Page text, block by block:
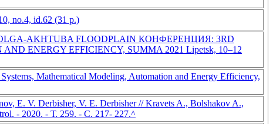
no.4, id.62 (31 p.)
AKHTUBA FLOODPLAIN КОНФЕРЕНЦИЯ: 3RD
ENERGY EFFICIENCY, SUMMA 2021 Lipetsk, 10–12
Mathematical Modeling, Automation and Energy Efficiency,
E. V. Derbisher, V. E. Derbisher // Kravets A., Bolshakov A.,
- 2020. - Т. 259. - С. 217- 227.^